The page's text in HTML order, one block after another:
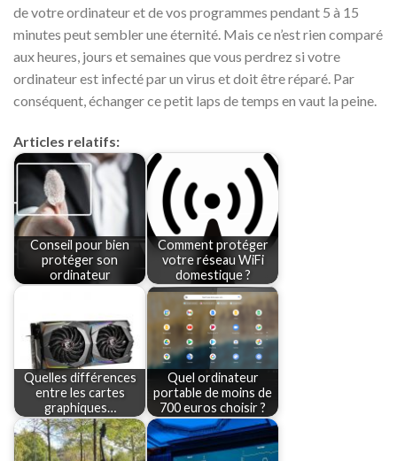
de votre ordinateur et de vos programmes pendant 5 à 15
minutes peut sembler une éternité. Mais ce n’est rien comparé
aux heures, jours et semaines que vous perdrez si votre
ordinateur est infecté par un virus et doit être réparé. Par
conséquent, échanger ce petit laps de temps en vaut la peine.
Articles relatifs:
Conseil pour bien
protéger son
ordinateur
Comment protéger
votre réseau WiFi
domestique ?
Quelles différences
entre les cartes
graphiques…
Quel ordinateur
portable de moins de
700 euros choisir ?